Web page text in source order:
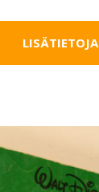
LISÄTIETOJA